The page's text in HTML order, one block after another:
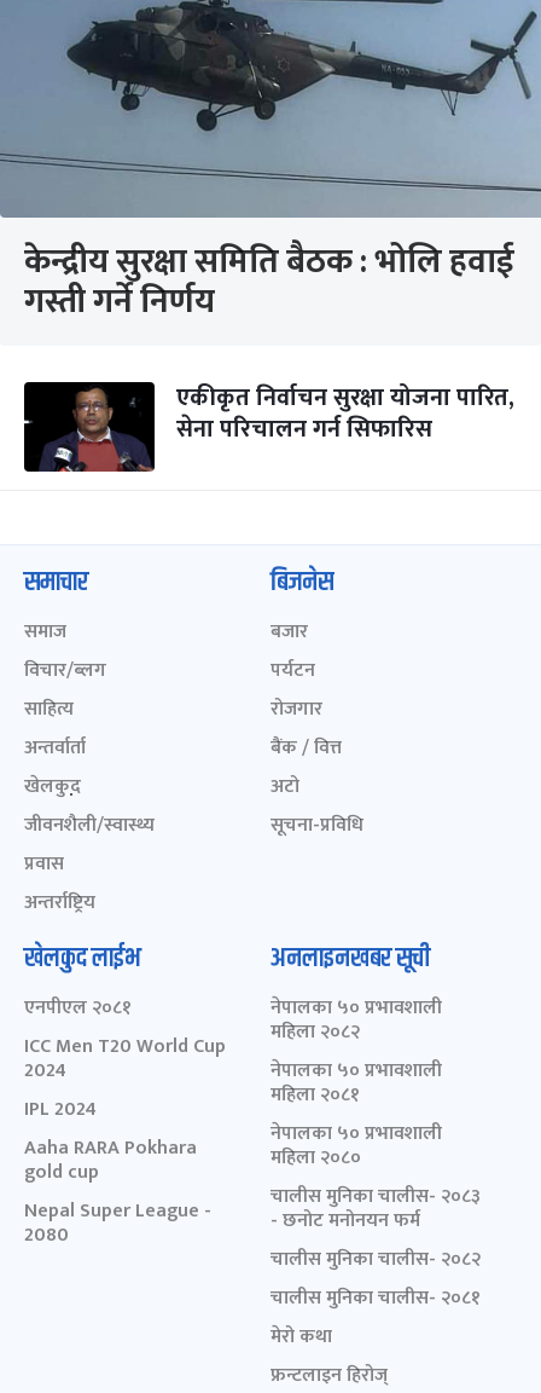
केन्द्रीय सुरक्षा समिति बैठक : भोलि हवाई
गस्ती गर्ने निर्णय
एकीकृत निर्वाचन सुरक्षा योजना पारित,
सेना परिचालन गर्न सिफारिस
समाचार
समाज
विचार/ब्लग
साहित्य
अन्तर्वार्ता
खेलकुद़़
जीवनशैली/स्वास्थ्य
प्रवास
अन्तर्राष्ट्रिय
बिजनेस
बजार
पर्यटन
रोजगार
बैंक / वित्त
अटो
सूचना-प्रविधि
खेलकुद लाईभ
एनपीएल २०८१
ICC Men T20 World Cup
2024
IPL 2024
Aaha RARA Pokhara
gold cup
Nepal Super League -
2080
अनलाइनखबर सूची
नेपालका ५० प्रभावशाली
महिला २०८२
नेपालका ५० प्रभावशाली
महिला २०८१
नेपालका ५० प्रभावशाली
महिला २०८०
चालीस मुनिका चालीस- २०८३
- छनोट मनोनयन फर्म
चालीस मुनिका चालीस- २०८२
चालीस मुनिका चालीस- २०८१
मेरो कथा
फ्रन्टलाइन हिरोज्